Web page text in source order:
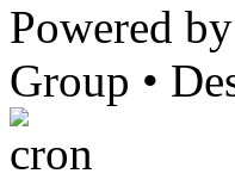
Powered
Group •